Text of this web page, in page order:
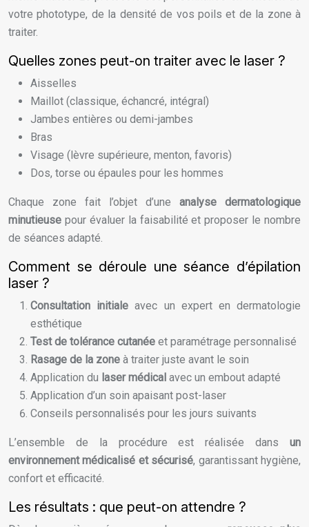
votre phototype, de la densité de vos poils et de la zone à
traiter.
Quelles zones peut-on traiter avec le laser ?
Aisselles
Maillot (classique, échancré, intégral)
Jambes entières ou demi-jambes
Bras
Visage (lèvre supérieure, menton, favoris)
Dos, torse ou épaules pour les hommes
Chaque zone fait l’objet d’une analyse dermatologique
minutieuse pour évaluer la faisabilité et proposer le nombre
de séances adapté.
Comment se déroule une séance d’épilation
laser ?
Consultation initiale avec un expert en dermatologie
esthétique
Test de tolérance cutanée et paramétrage personnalisé
Rasage de la zone à traiter juste avant le soin
Application du laser médical avec un embout adapté
Application d’un soin apaisant post-laser
Conseils personnalisés pour les jours suivants
L’ensemble de la procédure est réalisée dans un
environnement médicalisé et sécurisé, garantissant hygiène,
confort et efficacité.
Les résultats : que peut-on attendre ?